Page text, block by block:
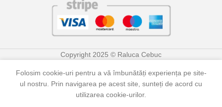
Copyright 2025 © Raluca Cebuc
Folosim cookie-uri pentru a vă îmbunătăți experiența pe site-
ul nostru. Prin navigarea pe acest site, sunteți de acord cu
utilizarea cookie-urilor.
0